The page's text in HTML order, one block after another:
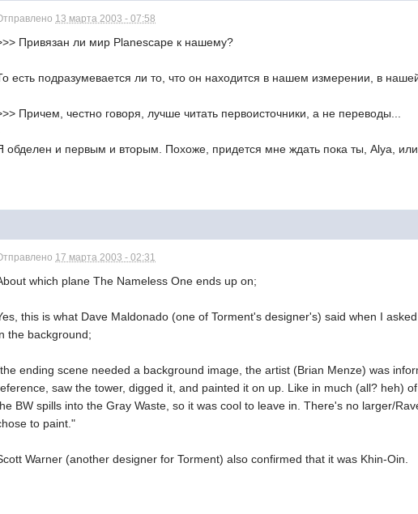
13 марта 2003 - 07:58
Привязан ли мир Planescape к нашему?
есть подразумевается ли то, что он находится в нашем измерении, в
Причем, честно говоря, лучше читать первоисточники, а не переводы...
обделен и первым и вторым. Похоже, придется мне ждать пока ты, Alya, или
17 марта 2003 - 02:31
which plane The Nameless One ends up on;
this is what Dave Maldonado (one of Torment's designer's) said when I
the background;
ending scene needed a background image, the artist (Brian Menze) was
saw the tower, digged it, and painted it on up. Like in much (all? heh)
BW spills into the Gray Waste, so it was cool to leave in. There's no larger/
to paint."
Warner (another designer for Torment) also confirmed that it was Khin-Oin.